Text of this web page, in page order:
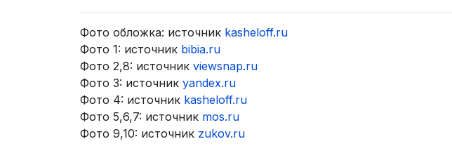
Фото обложка: источник kasheloff.ru
Фото 1: источник bibia.ru
Фото 2,8: источник viewsnap.ru
Фото 3: источник yandex.ru
Фото 4: источник kasheloff.ru
Фото 5,6,7: источник mos.ru
Фото 9,10: источник zukov.ru